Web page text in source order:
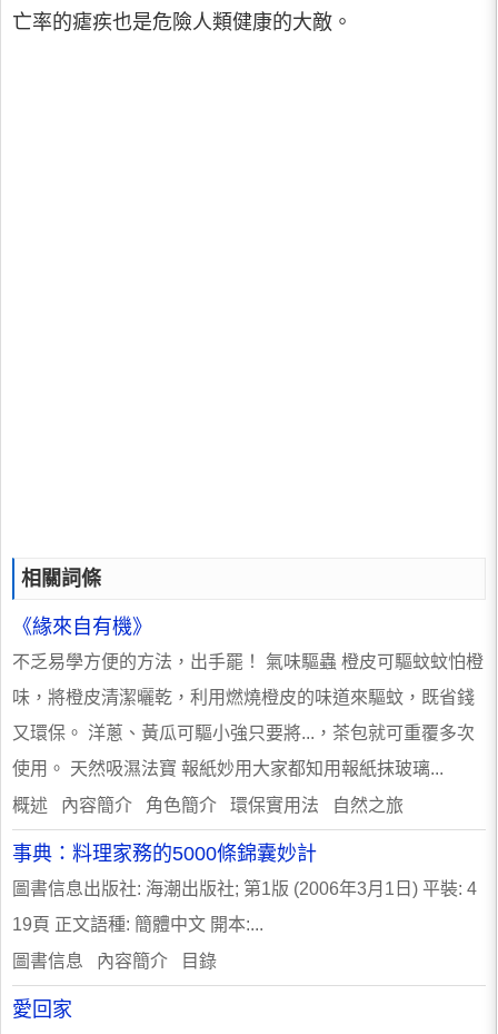
亡率的瘧疾也是危險人類健康的大敵。
相關詞條
《緣來自有機》
不乏易學方便的方法，出手罷！ 氣味驅蟲 橙皮可驅蚊蚊怕橙
味，將橙皮清潔曬乾，利用燃燒橙皮的味道來驅蚊，既省錢
又環保。 洋蔥、黃瓜可驅小強只要將...，茶包就可重覆多次
使用。 天然吸濕法寶 報紙妙用大家都知用報紙抹玻璃...
概述 內容簡介 角色簡介 環保實用法 自然之旅
事典：料理家務的5000條錦囊妙計
圖書信息出版社: 海潮出版社; 第1版 (2006年3月1日) 平裝: 4
19頁 正文語種: 簡體中文 開本:...
圖書信息 內容簡介 目錄
愛回家